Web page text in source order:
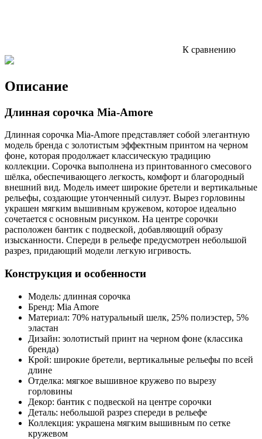
К сравнению
Описание
Длинная сорочка Mia-Amore
Длинная сорочка Mia-Amore представляет собой элегантную
модель бренда с золотистым эффектным принтом на черном
фоне, которая продолжает классическую традицию
коллекции. Сорочка выполнена из принтованного смесового
шёлка, обеспечивающего легкость, комфорт и благородный
внешний вид. Модель имеет широкие бретели и вертикальные
рельефы, создающие утонченный силуэт. Вырез горловины
украшен мягким вышивным кружевом, которое идеально
сочетается с основным рисунком. На центре сорочки
расположен бантик с подвеской, добавляющий образу
изысканности. Спереди в рельефе предусмотрен небольшой
разрез, придающий модели легкую игривость.
Конструкция и особенности
Модель: длинная сорочка
Бренд: Mia Amore
Материал: 70% натуральный шелк, 25% полиэстер, 5%
эластан
Дизайн: золотистый принт на черном фоне (классика
бренда)
Крой: широкие бретели, вертикальные рельефы по всей
длине
Отделка: мягкое вышивное кружево по вырезу
горловины
Декор: бантик с подвеской на центре сорочки
Деталь: небольшой разрез спереди в рельефе
Коллекция: украшена мягким вышивным по сетке
кружевом